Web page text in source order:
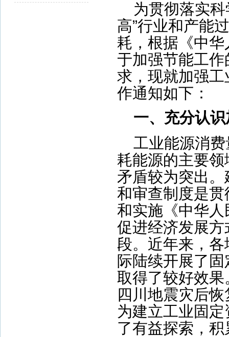
为贯彻落实
高”行业和产能
耗，根据《中
于加强节能工
求，现就加强
作通知如下：
一、充分认
工业能源消
耗能源的主要
矛盾较为突出
和审查制度是
和实施《中华
促进经济发展
段。近年来，
际陆续开展了
取得了较好效果
四川地震灾后
为建立工业固
了有益探索，